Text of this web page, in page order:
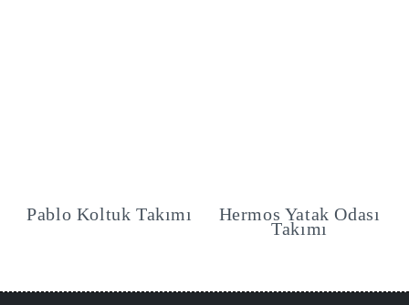
Pablo Koltuk Takımı Hermos Yatak Odası
Takımı